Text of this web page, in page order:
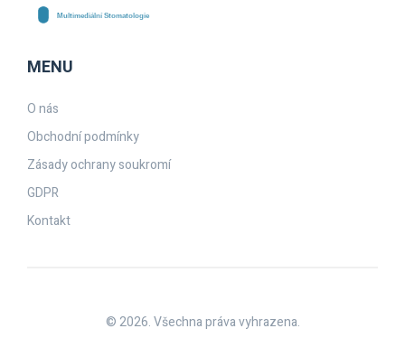
MENU
O nás
Obchodní podmínky
Zásady ochrany soukromí
GDPR
Kontakt
© 2026. Všechna práva vyhrazena.